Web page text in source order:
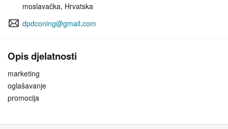
moslavačka, Hrvatska
dpdconing@gmail.com
Opis djelatnosti
marketing
oglašavanje
promocija